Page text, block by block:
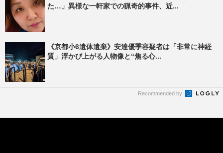
た…」異様な一軒家での猟奇的事件、近...
《京都小6遺体遺棄》安達優季容疑者は「非常に神経
質」浮かび上がる人物像と“焦る心...
Recommended by